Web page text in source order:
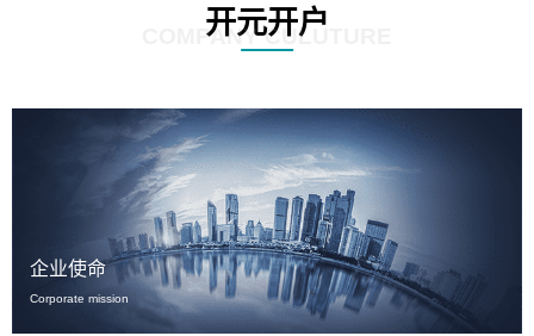
开元开户
COMPANY CULUTURE
企业使命
Corporate mission